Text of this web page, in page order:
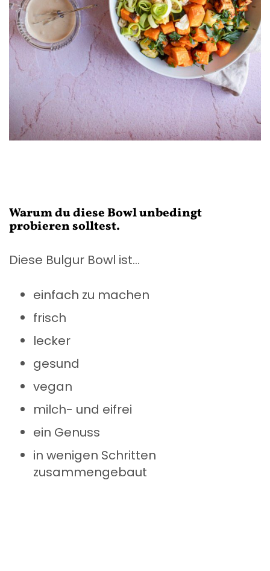
Warum du diese Bowl unbedingt
probieren solltest.
Diese Bulgur Bowl ist…
einfach zu machen
frisch
lecker
gesund
vegan
milch- und eifrei
ein Genuss
in wenigen Schritten
zusammengebaut